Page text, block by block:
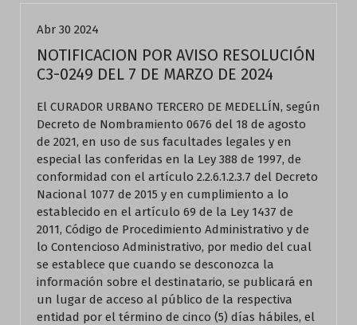
Abr 30 2024
NOTIFICACION POR AVISO RESOLUCIÓN
C3-0249 DEL 7 DE MARZO DE 2024
El CURADOR URBANO TERCERO DE MEDELLÍN, según
Decreto de Nombramiento 0676 del 18 de agosto
de 2021, en uso de sus facultades legales y en
especial las conferidas en la Ley 388 de 1997, de
conformidad con el artículo 2.2.6.1.2.3.7 del Decreto
Nacional 1077 de 2015 y en cumplimiento a lo
establecido en el artículo 69 de la Ley 1437 de
2011, Código de Procedimiento Administrativo y de
lo Contencioso Administrativo, por medio del cual
se establece que cuando se desconozca la
información sobre el destinatario, se publicará en
un lugar de acceso al público de la respectiva
entidad por el término de cinco (5) días hábiles, el